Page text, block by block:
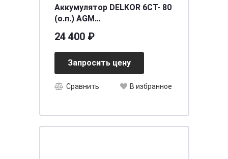
Аккумулятор DELKOR 6СТ- 80
(о.п.) AGM
24 400 ₽
Запросить цену
Сравнить В избранное